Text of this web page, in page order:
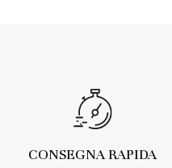
CONSEGNA RAPIDA